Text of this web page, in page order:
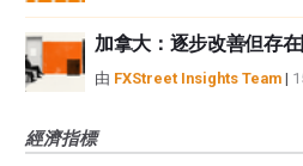
加拿大：逐步改善但存
由 FXStreet Insights Team |
經濟指標